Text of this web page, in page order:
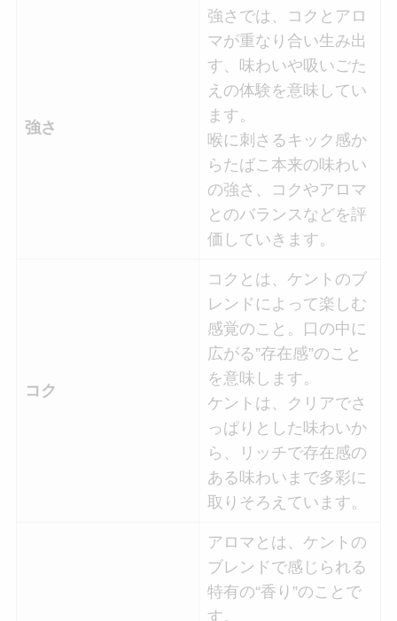
強さ
強さでは、コクとアロ
マが重なり合い生み出
す、味わいや吸いごた
えの体験を意味してい
ます。
喉に刺さるキック感か
らたばこ本来の味わい
の強さ、コクやアロマ
とのバランスなどを評
価していきます。
コク
コクとは、ケントのブ
レンドによって楽しむ
感覚のこと。口の中に
広がる”存在感”のこと
を意味します。
ケントは、クリアでさ
っぱりとした味わいか
ら、リッチで存在感の
ある味わいまで多彩に
取りそろえています。
アロマとは、ケントの
ブレンドで感じられる
特有の“香り”のことで
す。